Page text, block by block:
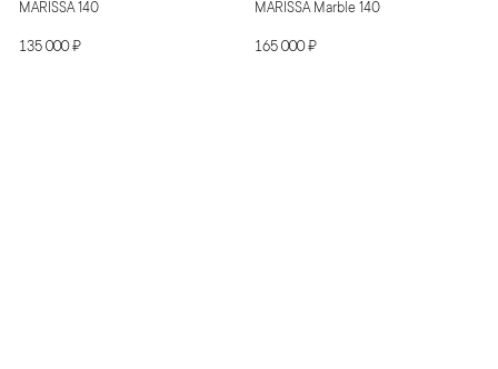
MARISSA 140
135 000 ₽
MARISSA Marble 140
165 000 ₽